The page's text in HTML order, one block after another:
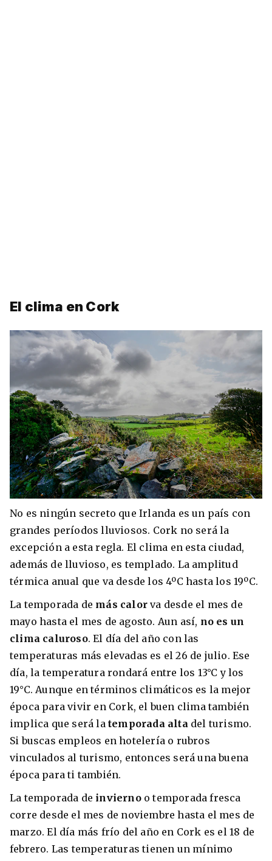
El clima en Cork
No es ningún secreto que Irlanda es un país con
grandes períodos lluviosos. Cork no será la
excepción a esta regla. El clima en esta ciudad,
además de lluvioso, es templado. La amplitud
térmica anual que va desde los 4ºC hasta los 19ºC.
La temporada de más calor va desde el mes de
mayo hasta el mes de agosto. Aun así, no es un
clima caluroso. El día del año con las
temperaturas más elevadas es el 26 de julio. Ese
día, la temperatura rondará entre los 13°C y los
19°C. Aunque en términos climáticos es la mejor
época para vivir en Cork, el buen clima también
implica que será latemporada alta del turismo.
Si buscas empleos en hotelería o rubros
vinculados al turismo, entonces será una buena
época para ti también.
La temporada de invierno o temporada fresca
corre desde el mes de noviembre hasta el mes de
marzo. El día más frío del año en Cork es el 18 de
febrero. Las temperaturas tienen un mínimo